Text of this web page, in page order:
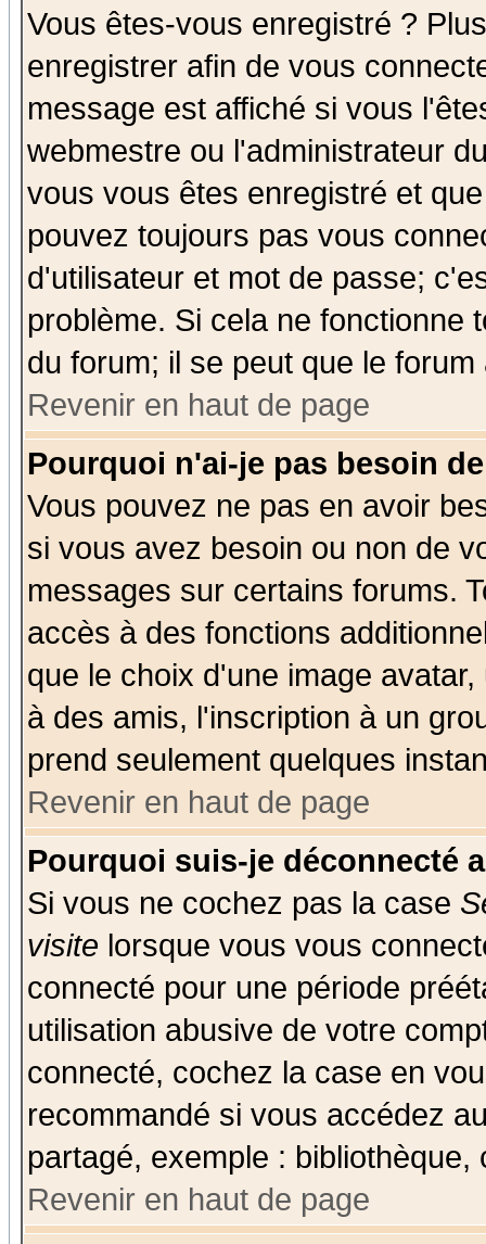
Vous êtes-vous enregistré ?
enregistrer afin de vous
message est affiché si vous
webmestre ou l'administrateur
vous vous êtes enregistré et
pouvez toujours pas vous
d'utilisateur et mot de passe;
problème. Si cela ne fonctionne
du forum; il se peut que le
Revenir en haut de page
Pourquoi n'ai-je pas besoin
Vous pouvez ne pas en avoir
si vous avez besoin ou non de
messages sur certains forums.
accès à des fonctions
que le choix d'une image
à des amis, l'inscription à un
prend seulement quelques
Revenir en haut de page
Pourquoi suis-je déconnecté
Si vous ne cochez pas la case
visite lorsque vous vous
connecté pour une période
utilisation abusive de votre
connecté, cochez la case en
recommandé si vous accédez
partagé, exemple :
Revenir en haut de page